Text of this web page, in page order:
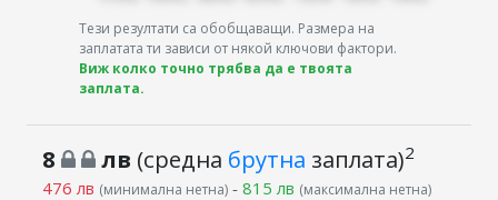
Тези резултати са обобщаващи. Размера на
заплатата ти зависи от някой ключови фактори.
Виж колко точно трябва да е твоята
заплата.
8 лв (средна брутна заплата)2
476 лв (минимална нетна)- 815 лв (максимална нетна)